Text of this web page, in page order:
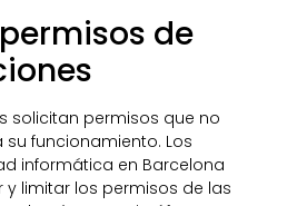
de
solicitan permisos que no
funcionamiento. Los
informática en Barcelona
limitar los permisos de las